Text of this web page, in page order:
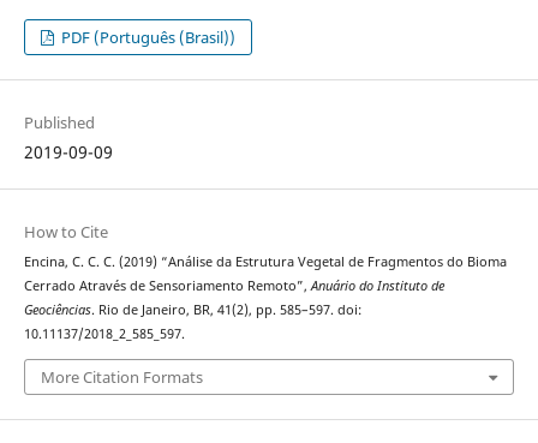
PDF (Português (Brasil))
Published
2019-09-09
How to Cite
Encina, C. C. C. (2019) “Análise da Estrutura Vegetal de Fragmentos do Bioma
Cerrado Através de Sensoriamento Remoto”,Anuário do Instituto de
Geociências. Rio de Janeiro, BR, 41(2), pp. 585–597. doi:
10.11137/2018_2_585_597.
More Citation Formats